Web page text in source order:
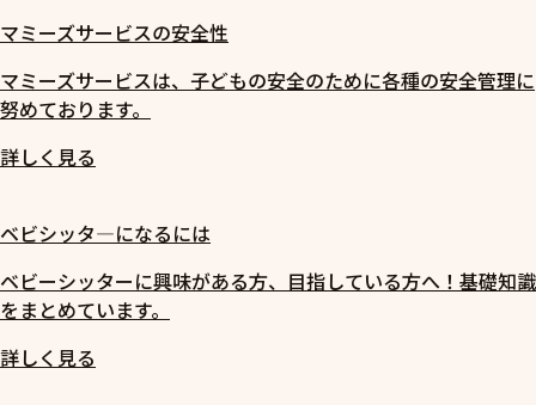
マミーズサービスの安全性
マミーズサービスは、子どもの安全のために各種の安全管理に
努めております。
詳しく見る
ベビシッタ―になるには
ベビーシッターに興味がある方、目指している方へ！基礎知識
をまとめています。
詳しく見る